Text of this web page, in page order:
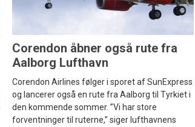
Corendon åbner også rute fra
Aalborg Lufthavn
Corendon Airlines følger i sporet af SunExpress
og lancerer også en rute fra Aalborg til Tyrkiet i
den kommende sommer. ”Vi har store
forventninger til ruterne,” siger lufthavnens